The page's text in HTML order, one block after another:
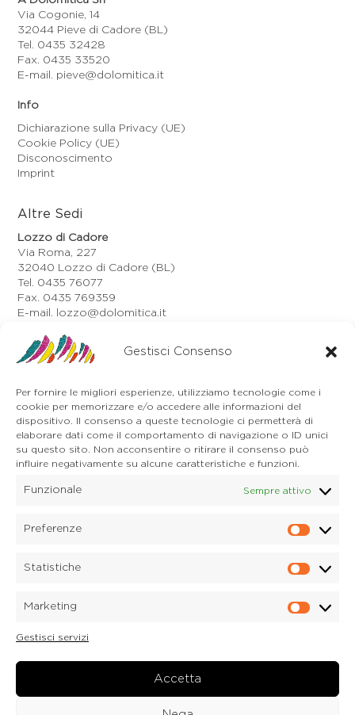
Gestisci Consenso
Per fornire le migliori esperienze, utilizziamo tecnologie come i
cookie per memorizzare e/o accedere alle informazioni del
dispositivo. Il consenso a queste tecnologie ci permetterà di
elaborare dati come il comportamento di navigazione o ID unici
su questo sito. Non acconsentire o ritirare il consenso può
influire negativamente su alcune caratteristiche e funzioni.
Funzionale Sempre attivo
Preferenze
Statistiche
Marketing
Gestisci servizi
Accetta
Via Cogonie, 14
32044 Pieve di Cadore (BL)
Tel. 0435 32428
Fax. 0435 33520
E-mail. pieve@dolomitica.it
Info
Dichiarazione sulla Privacy (UE)
Cookie Policy (UE)
Disconoscimento
Imprint
Altre Sedi
Lozzo di Cadore
Via Roma, 227
32040 Lozzo di Cadore (BL)
Tel. 0435 76077
Fax. 0435 769359
E-mail. lozzo@dolomitica.it
Auronzo di Cadore
Via Unione, 21/B
32041 Auronzo di Cadore (BL)
E-mail. auronzo@dolomitica.it
Cortina d'Ampezzo
32043 Cortina d'Ampezzo (BL)
Tel. 0436 4127
E-mail. pieve@dolomitica.it
S. Stefano di Cadore
32045 S. Stefano di Cadore - Comelico (BL)
32040 Candide di Comelico Superiore (BL)
E-mail. candide@dolomitica.it
Laboratorio Marmi